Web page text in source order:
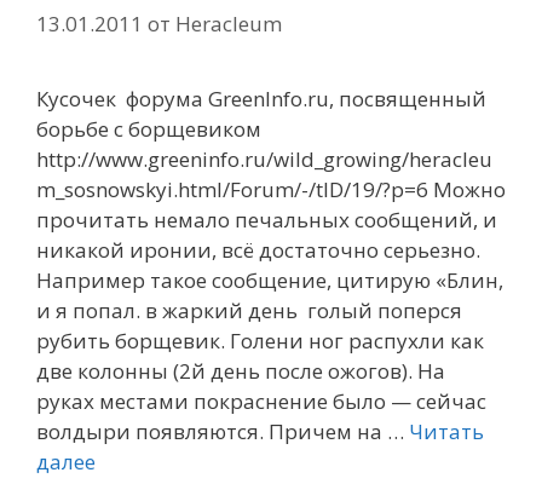
13.01.2011 от Heracleum
Кусочек форума GreenInfo.ru, посвященный
борьбе с борщевиком
http://www.greeninfo.ru/wild_growing/heracleu
m_sosnowskyi.html/Forum/-/tID/19/?p=6 Можно
прочитать немало печальных сообщений, и
никакой иронии, всё достаточно серьезно.
Например такое сообщение, цитирую «Блин,
и я попал. в жаркий день голый поперся
рубить борщевик. Голени ног распухли как
две колонны (2й день после ожогов). На
руках местами покраснение было — сейчас
волдыри появляются. Причем на … Читать
далее